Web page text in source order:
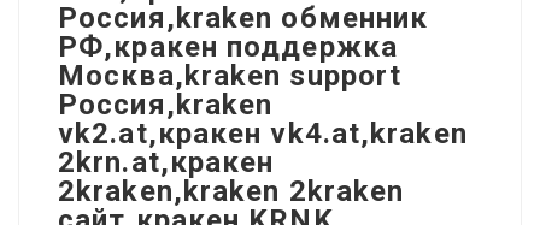
Россия,kraken обменник
РФ,кракен поддержка
Москва,kraken support
Россия,kraken
vk2.at,кракен vk4.at,kraken
2krn.at,кракен
2kraken,kraken 2kraken